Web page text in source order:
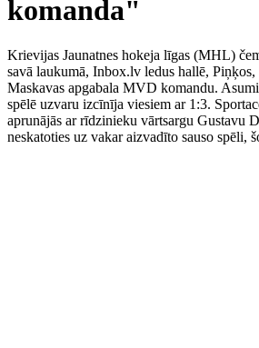
komanda"
Krievijas Jaunatnes hokeja līgas (MHL)
savā laukumā, Inbox.lv ledus hallē,
Maskavas apgabala MVD komandu.
spēlē uzvaru izcīnīja viesiem ar 1:3.
aprunājās ar rīdzinieku vārtsargu Gustavu
neskatoties uz vakar aizvadīto sauso spēli,